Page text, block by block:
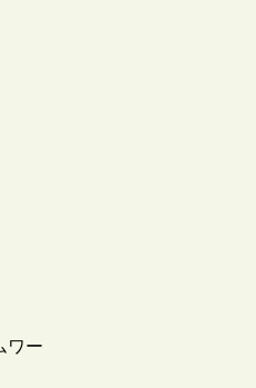
ワー